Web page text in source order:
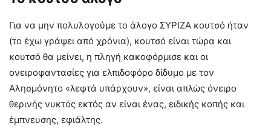
Για να μην πολυλογούμε το άλογο ΣΥΡΙΖΑ κουτσό ήταν
(το έχω γράψει από χρόνια), κουτσό είναι τώρα και
κουτσό θα μείνει, η πληγή κακοφόρμισε και οι
ονειροφαντασίες για ελπιδοφόρο δίδυμο με τον
Αλησμόνητο «λεφτά υπάρχουν», είναι απλώς όνειρο
θερινής νυκτός εκτός αν είναι ένας, ειδικής κοπής και
έμπνευσης, εφιάλτης.